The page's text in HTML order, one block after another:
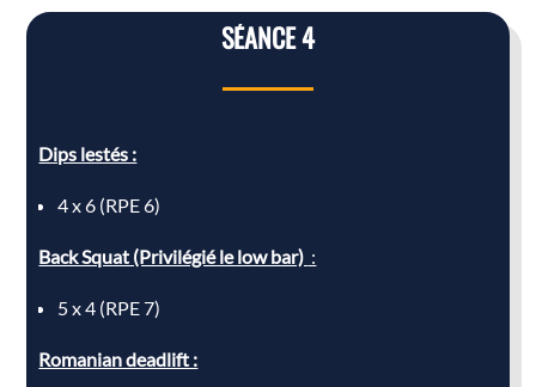
SÉANCE 4
Dips lestés :
4 x 6 (RPE 6)
Back Squat (Privilégié le low bar) :
5 x 4 (RPE 7)
Romanian deadlift :